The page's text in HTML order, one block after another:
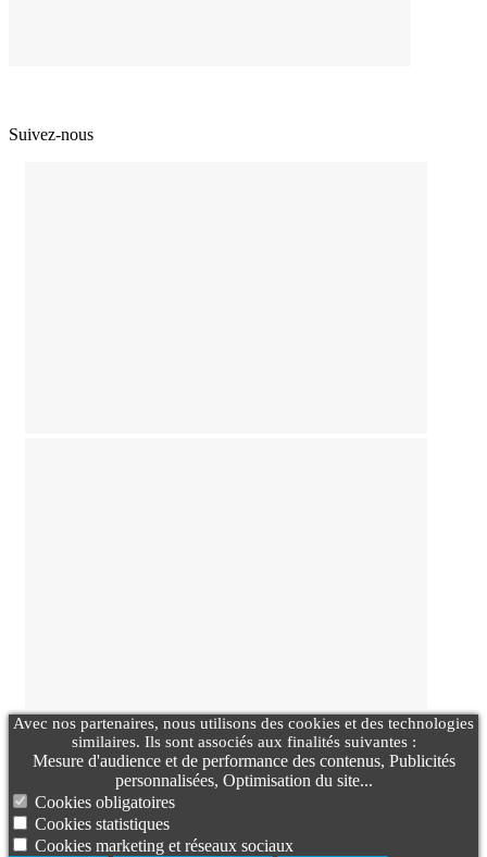
Suivez-nous
Avec nos partenaires, nous utilisons des cookies et des technologies
similaires. Ils sont associés aux finalités suivantes :
Mesure d'audience et de performance des contenus, Publicités
personnalisées, Optimisation du site...
Cookies obligatoires
Cookies statistiques
Cookies marketing et réseaux sociaux